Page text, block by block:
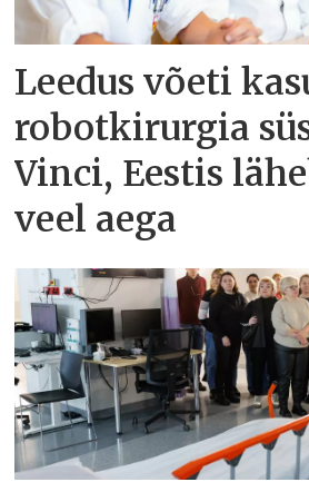
Leedus võeti
robotkirurgia
Vinci, Eestis
veel aega